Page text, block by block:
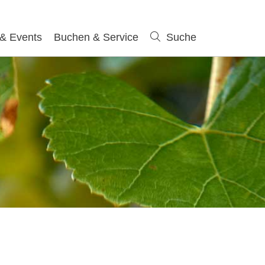
Events Buchen & Service Suche